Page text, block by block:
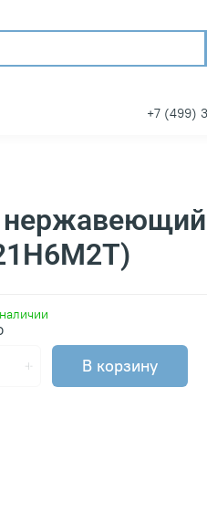
+7 (499)
В корзину